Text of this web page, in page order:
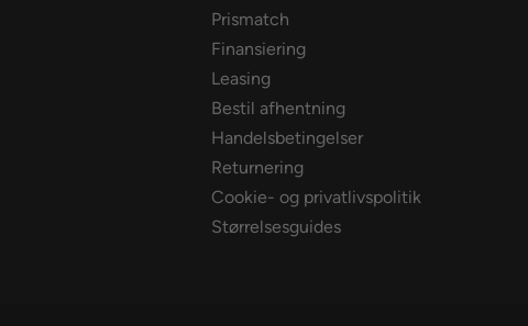
Prismatch
Finansiering
Leasing
Bestil afhentning
Handelsbetingelser
Returnering
Cookie- og privatlivspolitik
Størrelsesguides